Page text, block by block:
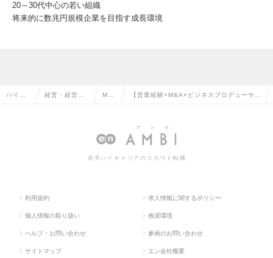
20～30代中心の若い組織
将来的に数兆円規模企業を目指す成長環境
ハイク 経営・経営企 M&
転職
【営業経験×M&A×ビジネスプロデューサ
セールスの求人情報
若手ハイキャリアのスカウト転職
利用規約 求人情報に関するポリシー
個人情報の取り扱い 推奨環境
ヘルプ・お問い合わせ 参画のお問い合わせ
サイトマップ エン会社概要